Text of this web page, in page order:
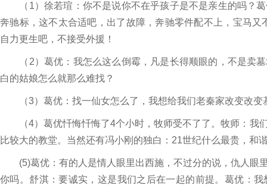
（1）徐若瑄：你不是说你不在乎孩子是不是亲生的吗？葛
奔驰标，这不太合适吧，出了故障，奔驰零件配不上，宝马
自力更生吧，不接受外援！
（2）葛优：我怎么这么倒霉，凡是长得顺眼的，不是卖墓
白的姑娘怎么就那么难找？
（3）葛优：找一仙女怎么了，我想给我们老秦家改变改变
（4）葛优忏悔忏悔了4个小时，牧师受不了了。牧师：我
比较大的教堂。当然还有冯小刚的独白：21世纪什么最贵，和
(5)葛优：有的人是情人眼里出西施，不过分的说，仇人眼
你吗。舒淇：要诚实，这是我们之后在一起的前提。葛优：